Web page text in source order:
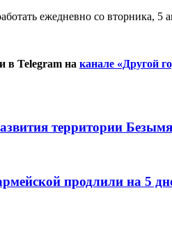
ежедневно со вторника, 5
в Telegram на канале «Другой
территории
продлили на 5